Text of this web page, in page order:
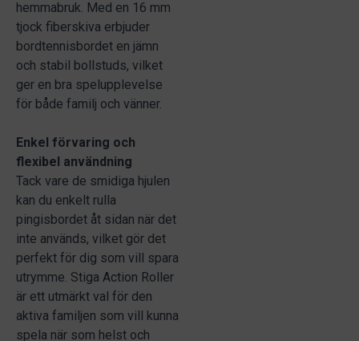
hemmabruk. Med en 16 mm
tjock fiberskiva erbjuder
bordtennisbordet en jämn
och stabil bollstuds, vilket
ger en bra spelupplevelse
för både familj och vänner.
Enkel förvaring och
flexibel användning
Tack vare de smidiga hjulen
kan du enkelt rulla
pingisbordet åt sidan när det
inte används, vilket gör det
perfekt för dig som vill spara
utrymme. Stiga Action Roller
är ett utmärkt val för den
aktiva familjen som vill kunna
spela när som helst och